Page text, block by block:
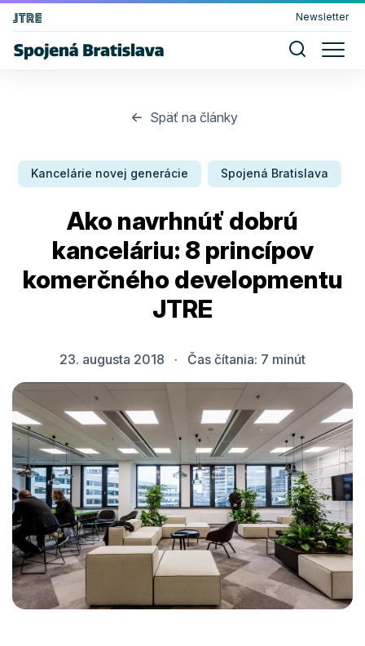
Newsletter
Späť na články
Kancelárie novej generácie Spojená Bratislava
Ako navrhnúť dobrú
kanceláriu: 8 princípov
komerčného developmentu
JTRE
23. augusta 2018 · Čas čítania: 7 minút